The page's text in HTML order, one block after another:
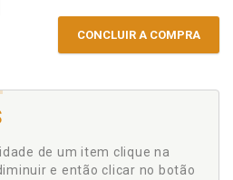
CONCLUIR A COMPRA
de um item clique na
e então clicar no botão